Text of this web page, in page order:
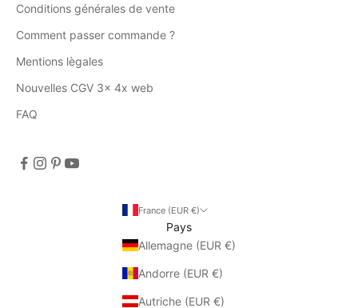
Conditions générales de vente
Comment passer commande ?
Mentions lègales
Nouvelles CGV 3x 4x web
FAQ
France (EUR €)
Pays
Allemagne (EUR €)
Andorre (EUR €)
Autriche (EUR €)